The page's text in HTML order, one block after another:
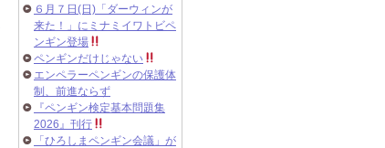
６月７日(日)「ダーウィンが
来た！」にミナミイワトビペ
ンギン登場
ペンギンだけじゃない
エンペラーペンギンの保護体
制、前進ならず
『ペンギン検定基本問題集
2026』刊行
「ひろしまペンギン会議」が